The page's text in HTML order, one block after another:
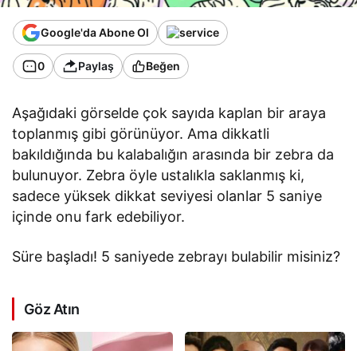
Google'da Abone Ol
0 Paylaş Beğen
Aşağıdaki görselde çok sayıda kaplan bir araya
toplanmış gibi görünüyor. Ama dikkatli
bakıldığında bu kalabalığın arasında bir zebra da
bulunuyor. Zebra öyle ustalıkla saklanmış ki,
sadece yüksek dikkat seviyesi olanlar 5 saniye
içinde onu fark edebiliyor.
Süre başladı! 5 saniyede zebrayı bulabilir misiniz?
Göz Atın